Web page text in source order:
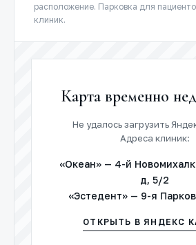
расположение. Парковка для
клиник.
Карта временно
Не удалось загрузить
Адреса клиник:
«Океан» — 4-й
д, 5/2
«Эстедент» — 9-я
ОТКРЫТЬ В ЯНДЕКС